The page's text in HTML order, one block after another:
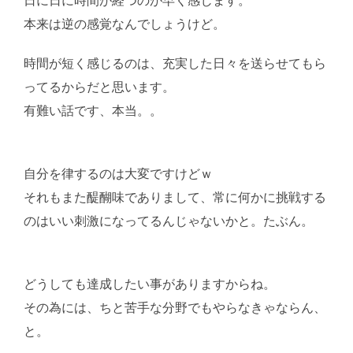
本来は逆の感覚なんでしょうけど。
時間が短く感じるのは、充実した日々を送らせてもら
ってるからだと思います。
有難い話です、本当。。
自分を律するのは大変ですけどｗ
それもまた醍醐味でありまして、常に何かに挑戦する
のはいい刺激になってるんじゃないかと。たぶん。
どうしても達成したい事がありますからね。
その為には、ちと苦手な分野でもやらなきゃならん、
と。